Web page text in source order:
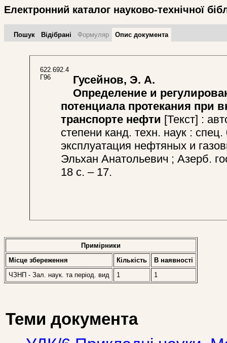
Електронний каталог науково-технічної
Пошук Відібрані Формуляр Опис документа
622.692.4
Г96
Гусейнов, Э. А.
Определение и
потенциала протекания при
транспорте нефти [Текст] :
степени канд. техн. наук :
эксплуатация нефтяных и
Эльхан Анатольевич ; Азерб.
18 с. – 17.
Примірники
Місце збереження
Кількість
В наявностi
ЧЗНП - Зал. наук. та період. вид
1 1
Теми документа